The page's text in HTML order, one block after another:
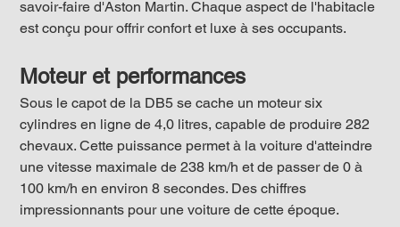
savoir-faire d'Aston Martin. Chaque aspect de l'habitacle
est conçu pour offrir confort et luxe à ses occupants.
Moteur et performances
Sous le capot de la DB5 se cache un moteur six
cylindres en ligne de 4,0 litres, capable de produire 282
chevaux. Cette puissance permet à la voiture d'atteindre
une vitesse maximale de 238 km/h et de passer de 0 à
100 km/h en environ 8 secondes. Des chiffres
impressionnants pour une voiture de cette époque.